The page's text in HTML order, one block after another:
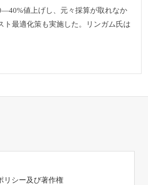
値上げし、 元々採算が取れなか
最適化策も実施した。
リンガム氏は
リシー及び著作権